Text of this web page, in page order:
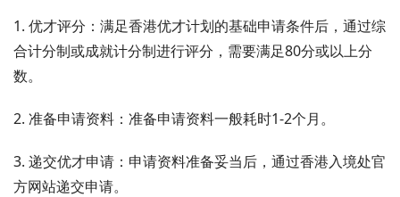
1. 优才评分：满足香港优才计划的基础申请条件后，通过综
合计分制或成就计分制进行评分，需要满足80分或以上分
数。
2. 准备申请资料：准备申请资料一般耗时1-2个月。
3. 递交优才申请：申请资料准备妥当后，通过香港入境处官
方网站递交申请。